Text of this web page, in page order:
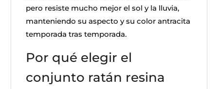
pero resiste mucho mejor el sol y la lluvia,
manteniendo su aspecto y su color antracita
temporada tras temporada.
Por qué elegir el
conjunto ratán resina